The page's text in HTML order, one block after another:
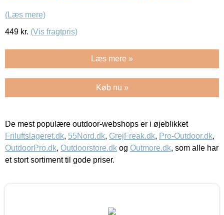
(Læs mere)
449 kr. (Vis fragtpris)
Læs mere »
Køb nu »
De mest populære outdoor-webshops er i øjeblikket
Friluftslageret.dk, 55Nord.dk, GrejFreak.dk, Pro-Outdoor.dk,
OutdoorPro.dk, Outdoorstore.dk og Outmore.dk, som alle har
et stort sortiment til gode priser.